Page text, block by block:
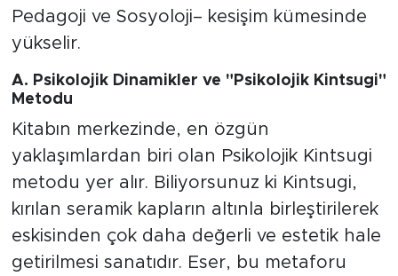
Pedagoji ve Sosyoloji– kesişim kümesinde
yükselir.
A. Psikolojik Dinamikler ve "Psikolojik Kintsugi"
Metodu
Kitabın merkezinde, en özgün
yaklaşımlardan biri olan Psikolojik Kintsugi
metodu yer alır. Biliyorsunuz ki Kintsugi,
kırılan seramik kapların altınla birleştirilerek
eskisinden çok daha değerli ve estetik hale
getirilmesi sanatıdır. Eser, bu metaforu